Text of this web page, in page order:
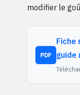
modifier le
PDF
guide